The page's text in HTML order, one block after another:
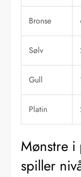
Bronse
Sølv
Gull
Platin
Mønstre
spiller